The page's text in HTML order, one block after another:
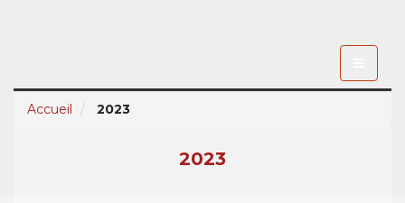
Accueil
2023
2023